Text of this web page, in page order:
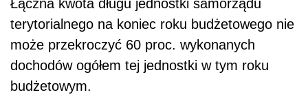
Łączna kwota długu jednostki samorządu
terytorialnego na koniec roku budżetowego nie
może przekroczyć 60 proc. wykonanych
dochodów ogółem tej jednostki w tym roku
budżetowym.